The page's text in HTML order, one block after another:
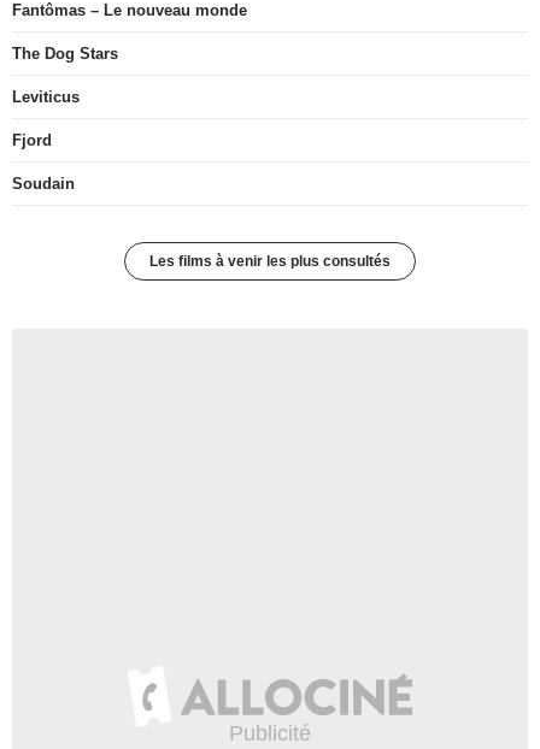
Fantômas – Le nouveau monde
The Dog Stars
Leviticus
Fjord
Soudain
Les films à venir les plus consultés